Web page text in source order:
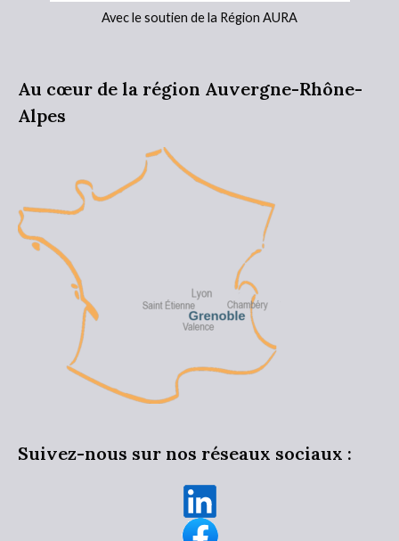
Avec le soutien de la Région AURA
Au cœur de la région Auvergne-Rhône-
Alpes
Suivez-nous sur nos réseaux sociaux :